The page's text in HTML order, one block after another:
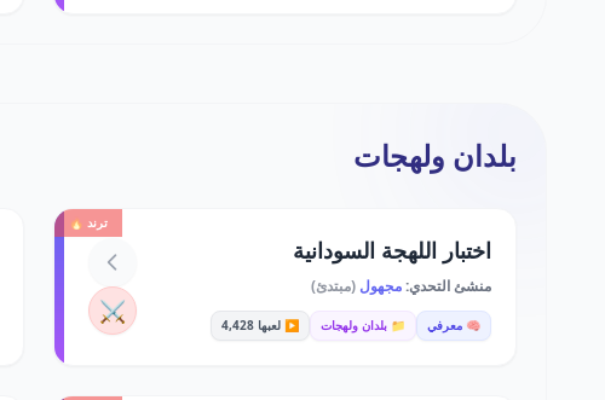
بلدان ولهجات
ترند 🔥
اختبار اللهجة السودانية
منشئ التحدي:مجهول (مبتدئ)
🧠 معرفي 📁 بلدان ولهجات ▶️ لعبها 4,428 ⚔️